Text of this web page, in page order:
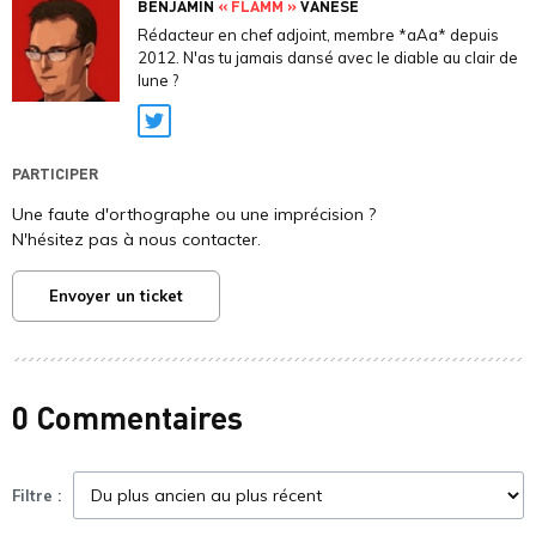
BENJAMIN « FLAMM »VANESE
Rédacteur en chef adjoint, membre *aAa* depuis
2012. N'as tu jamais dansé avec le diable au clair de
lune ?
Twitter
PARTICIPER
Une faute d'orthographe ou une imprécision ?
N'hésitez pas à nous contacter.
Envoyer un ticket
0 Commentaires
Filtre :